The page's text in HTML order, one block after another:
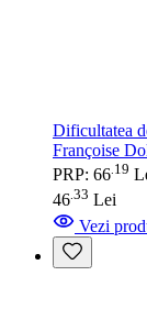
Dificultatea
Françoise
PRP: 66.19
46 33 Lei
Vezi